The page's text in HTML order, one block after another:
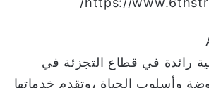
رائدة في قطاع التجزئة في
وأسلوب الحياة ،وتقدم خدماتها